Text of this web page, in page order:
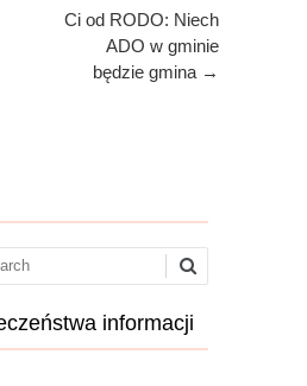
Ci od RODO: Niech
ADO w gminie
będzie gmina →
informacji